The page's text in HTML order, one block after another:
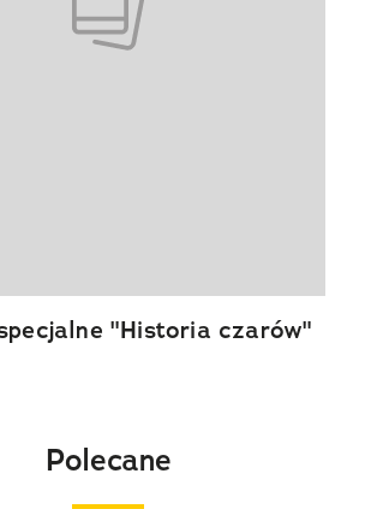
"Historia czarów"
Polecane